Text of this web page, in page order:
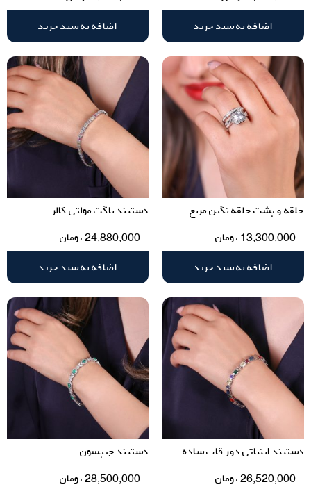
اضافه به سبد خرید
اضافه به سبد خرید
حلقه و پشت حلقه نگین مربع
13,300,000 تومان
اضافه به سبد خرید
دستبند باگت مولتی کالر
24,880,000تومان
اضافه به سبد خرید
دستبند ابنباتی دور قاب ساده
26,520,000تومان
دستبند جیپسون
28,500,000تومان